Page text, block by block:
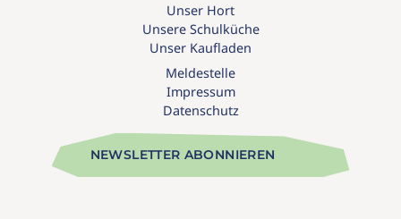
Unser Hort
Unsere Schulküche
Unser Kaufladen
Meldestelle
Impressum
Datenschutz
NEWSLETTER ABONNIEREN